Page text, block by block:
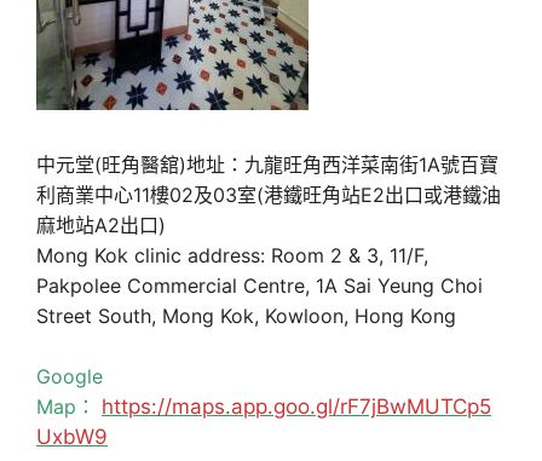
中元堂(旺角醫舘)地址：九龍旺角西洋菜南街1A號百寶
利商業中心11樓02及03室(港鐵旺角站E2出口或港鐵油
麻地站A2出口)
Mong Kok clinic address: Room 2 & 3, 11/F,
Pakpolee Commercial Centre, 1A Sai Yeung Choi
Street South, Mong Kok, Kowloon, Hong Kong
Google
Map： https://maps.app.goo.gl/rF7jBwMUTCp5
UxbW9